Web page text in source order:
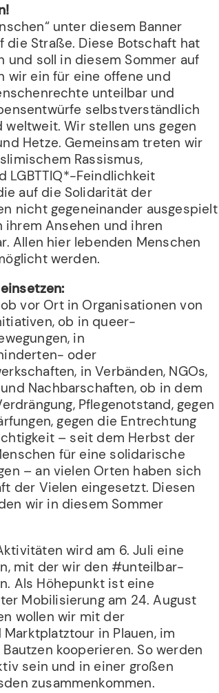
unter diesem Banner
die Straße. Diese Botschaft hat
und soll in diesem Sommer auf
wir ein für eine offene und
unteilbar und
selbstverständlich
Wir stellen uns gegen
Hetze. Gemeinsam treten wir
Rassismus,
LGBTTIQ*-Feindlichkeit
auf die Solidarität der
nicht gegeneinander ausgespielt
ihrem Ansehen und ihren
Allen hier lebenden Menschen
werden.
vor Ort in Organisationen von
ob in queer-
in
oder
in Verbänden, NGOs,
Nachbarschaften, ob in dem
Pflegenotstand, gegen
gegen die Entrechtung
– seit dem Herbst der
für eine solidarische
– an vielen Orten haben sich
der Vielen eingesetzt. Diesen
wir in diesem Sommer
wird am 6. Juli eine
mit der wir den #unteilbar-
Als Höhepunkt ist eine
Mobilisierung am 24. August
wollen wir mit der
in Plauen, im
kooperieren. So werden
sein und in einer großen
zusammenkommen.